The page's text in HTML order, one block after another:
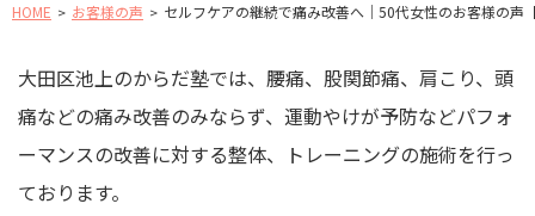
HOME お客様の声 セルフケアの継続で痛み改善へ｜50代女性のお客様の声
大田区池上のからだ塾では、腰痛、股関節痛、肩こり、頭
痛などの痛み改善のみならず、運動やけが予防などパフォ
ーマンスの改善に対する整体、トレーニングの施術を行っ
ております。